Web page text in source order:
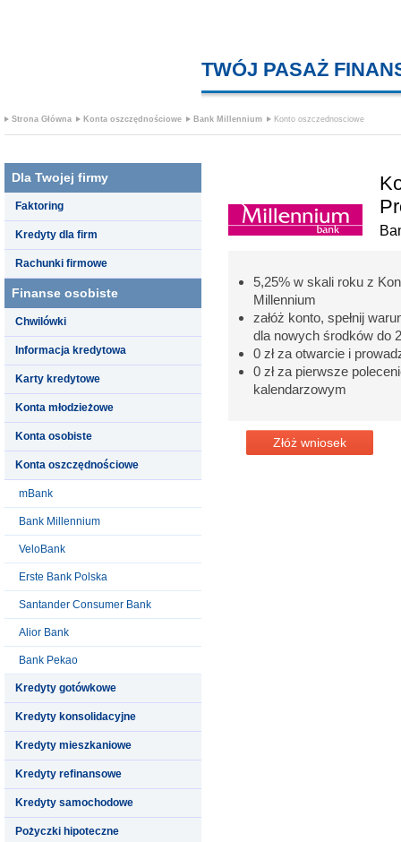
TWÓJ PASAŻ
Strona Główna Konta oszczędnościowe Bank Millennium Konto oszczednosciowe
Dla Twojej firmy
Faktoring
Kredyty dla firm
Rachunki firmowe
Finanse osobiste
Chwilówki
Informacja kredytowa
Karty kredytowe
Konta młodzieżowe
Konta osobiste
Konta oszczędnościowe
mBank
Bank Millennium
VeloBank
Erste Bank Polska
Santander Consumer Bank
Alior Bank
Bank Pekao
Kredyty gotówkowe
Kredyty konsolidacyjne
Kredyty mieszkaniowe
Kredyty refinansowe
Kredyty samochodowe
Pożyczki hipoteczne
5,25% w skali roku z
Millennium
załóż konto, spełnij
dla nowych środków do
0 zł za otwarcie i
0 zł za pierwsze
kalendarzowym
Złóż wniosek